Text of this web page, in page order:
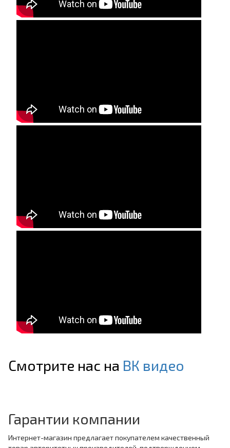
Смотрите нас на ВК видео
Гарантии компании
Интернет-магазин предлагает покупателем качественный